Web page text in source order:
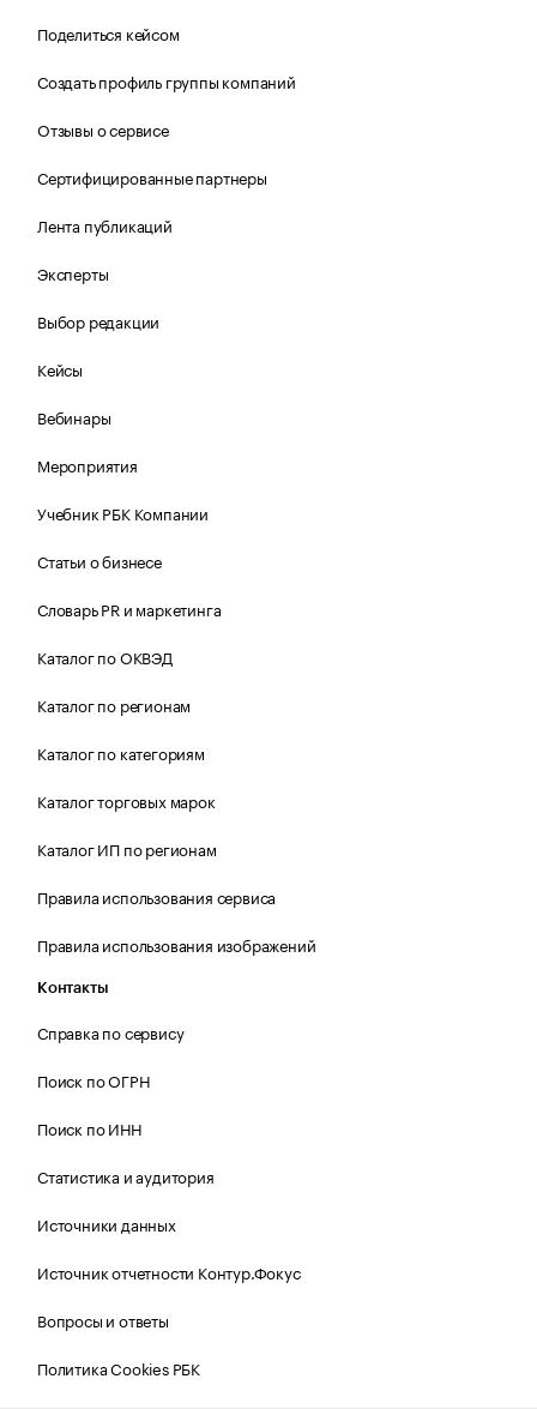
Поделиться кейсом
Создать профиль группы компаний
Отзывы о сервисе
Сертифицированные партнеры
Лента публикаций
Эксперты
Выбор редакции
Кейсы
Вебинары
Мероприятия
Учебник РБК Компании
Статьи о бизнесе
Словарь PR и маркетинга
Каталог по ОКВЭД
Каталог по регионам
Каталог по категориям
Каталог торговых марок
Каталог ИП по регионам
Правила использования сервиса
Правила использования изображений
Контакты
Справка по сервису
Поиск по ОГРН
Поиск по ИНН
Статистика и аудитория
Источники данных
Источник отчетности Контур.Фокус
Вопросы и ответы
Политика Cookies РБК